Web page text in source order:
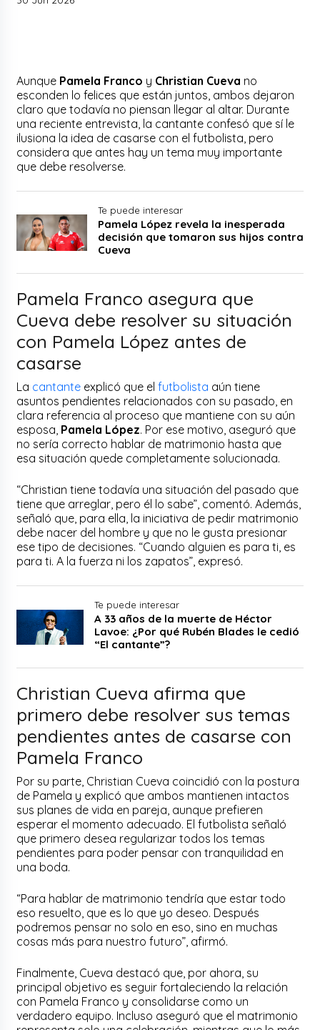
Aunque Pamela Franco y Christian Cueva no
esconden lo felices que están juntos, ambos dejaron
claro que todavía no piensan llegar al altar. Durante
una reciente entrevista, la cantante confesó que sí le
ilusiona la idea de casarse con el futbolista, pero
considera que antes hay un tema muy importante
que debe resolverse.
Te puede interesar
Pamela López revela la inesperada
decisión que tomaron sus hijos contra
Cueva
Pamela Franco asegura que
Cueva debe resolver su situación
con Pamela López antes de
casarse
La cantante explicó que elfutbolista aún tiene
asuntos pendientes relacionados con su pasado, en
clara referencia al proceso que mantiene con su aún
esposa, Pamela López. Por ese motivo, aseguró que
no sería correcto hablar de matrimonio hasta que
esa situación quede completamente solucionada.
“Christian tiene todavía una situación del pasado que
tiene que arreglar, pero él lo sabe”, comentó. Además,
señaló que, para ella, la iniciativa de pedir matrimonio
debe nacer del hombre y que no le gusta presionar
ese tipo de decisiones. “Cuando alguien es para ti, es
para ti. A la fuerza ni los zapatos”, expresó.
Te puede interesar
A 33 años de la muerte de Héctor
Lavoe: ¿Por qué Rubén Blades le cedió
“El cantante”?
Christian Cueva afirma que
primero debe resolver sus temas
pendientes antes de casarse con
Pamela Franco
Por su parte, Christian Cueva coincidió con la postura
de Pamela y explicó que ambos mantienen intactos
sus planes de vida en pareja, aunque prefieren
esperar el momento adecuado. El futbolista señaló
que primero desea regularizar todos los temas
pendientes para poder pensar con tranquilidad en
una boda.
“Para hablar de matrimonio tendría que estar todo
eso resuelto, que es lo que yo deseo. Después
podremos pensar no solo en eso, sino en muchas
cosas más para nuestro futuro”, afirmó.
Finalmente, Cueva destacó que, por ahora, su
principal objetivo es seguir fortaleciendo la relación
con Pamela Franco y consolidarse como un
verdadero equipo. Incluso aseguró que el matrimonio